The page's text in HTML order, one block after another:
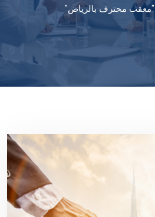
"معقب محترف بالرياض"